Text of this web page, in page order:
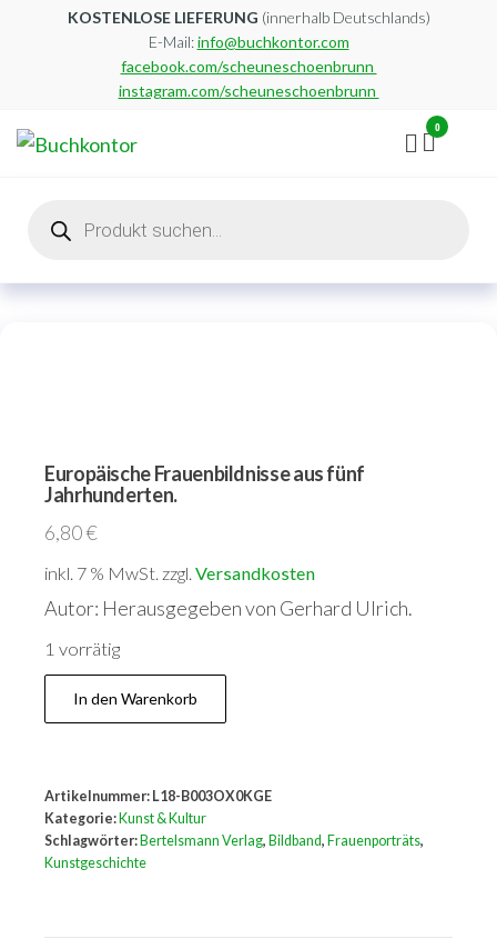
KOSTENLOSE LIEFERUNG (innerhalb Deutschlands)
E-Mail:info@buchkontor.com
facebook.com/scheuneschoenbrunn
instagram.com/scheuneschoenbrunn
0
search
Europäische Frauenbildnisse aus fünf
Jahrhunderten.
6,80€
inkl. 7 % MwSt. zzgl. Versandkosten
Autor: Herausgegeben von Gerhard Ulrich.
1 vorrätig
Europäische
Frauenbildnisse
Jahrhunderten.
Menge
In den Warenkorb
Artikelnummer: L18-B003OX0KGE
Kategorie: Kunst & Kultur
Schlagwörter: Bertelsmann Verlag, Bildband, Frauenporträts,
Kunstgeschichte